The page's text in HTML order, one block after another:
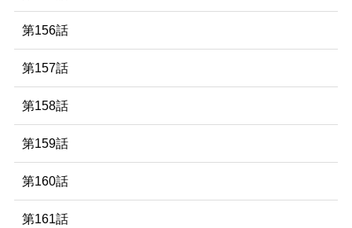
第156話
第157話
第158話
第159話
第160話
第161話